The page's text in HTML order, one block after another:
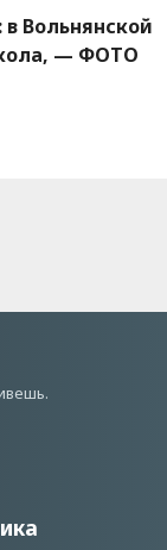
Вольнянской
— ФОТО